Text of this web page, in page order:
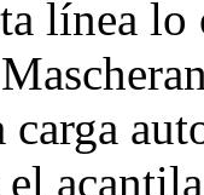
línea